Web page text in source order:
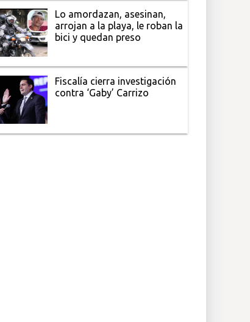
Lo amordazan, asesinan,
arrojan a la playa, le roban la
bici y quedan preso
Fiscalía cierra investigación
contra ‘Gaby’ Carrizo